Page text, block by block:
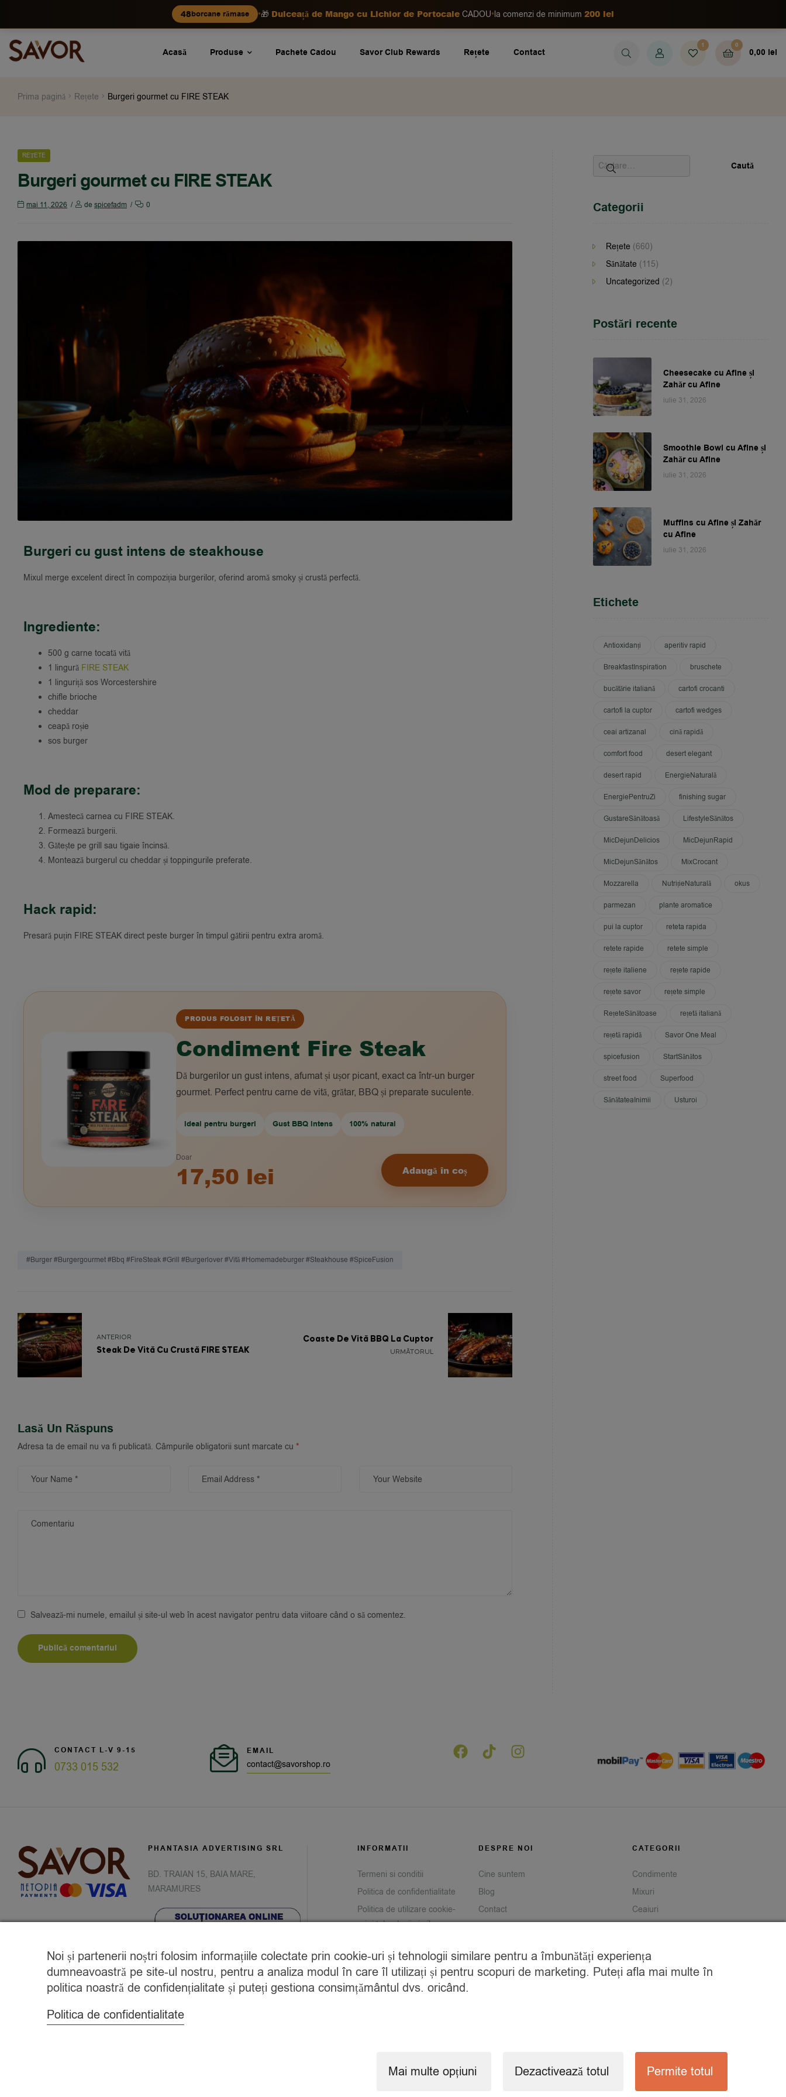
48borcane rămase •🎁 Dulceață de Mango cu Lichior de Portocale CADOU•la comenzi de minimum 200 lei
Acasă Produse Pachete Cadou Savor Club Rewards Rețete Contact
1 0
0,00 lei
Prima pagină Rețete Burgeri gourmet cu FIRE STEAK
REȚETE
Burgeri gourmet cu FIRE STEAK
mai 11, 2026 de spicefadm 0
Burgeri cu gust intens de steakhouse
Mixul merge excelent direct în compoziția burgerilor, oferind aromă smoky și crustă perfectă.
Ingrediente:
500 g carne tocată vită
1 lingură FIRE STEAK
1 linguriță sos Worcestershire
chifle brioche
cheddar
ceapă roșie
sos burger
Mod de preparare:
Amestecă carnea cu FIRE STEAK.
Formează burgerii.
Gătește pe grill sau tigaie încinsă.
Montează burgerul cu cheddar și toppingurile preferate.
Hack rapid:
Presară puțin FIRE STEAK direct peste burger în timpul gătirii pentru extra aromă.
PRODUS FOLOSIT ÎN REȚETĂ
Condiment Fire Steak
Dă burgerilor un gust intens, afumat și ușor picant, exact ca într-un burger
gourmet. Perfect pentru carne de vită, grătar, BBQ și preparate suculente.
Ideal pentru burgeri Gust BBQ intens 100% natural
Doar
17,50 lei Adaugă în coș
#burger #burgergourmet #bbq #FireSteak #grill #burgerlover #vită #homemadeburger #steakhouse #SpiceFusion
ANTERIOR
Steak De Vită Cu Crustă FIRE STEAK URMĂTORUL
Coaste De Vită BBQ La Cuptor
Lasă Un Răspuns
Adresa ta de email nu va fi publicată. Câmpurile obligatorii sunt marcate cu *
Salvează-mi numele, emailul și site-ul web în acest navigator pentru data viitoare când o să comentez.
Categorii
Rețete (660)
Sănătate (115)
Uncategorized (2)
Postări recente
Cheesecake cu Afine și
Zahăr cu Afine
iulie 31, 2026
Smoothie Bowl cu Afine și
Zahăr cu Afine
iulie 31, 2026
Muffins cu Afine și Zahăr
cu Afine
iulie 31, 2026
Etichete
Antioxidanți aperitiv rapid
BreakfastInspiration bruschete
bucătărie italiană cartofi crocanti
cartofi la cuptor cartofi wedges
ceai artizanal cină rapidă
comfort food desert elegant
desert rapid EnergieNaturală
EnergiePentruZi finishing sugar
GustareSănătoasă LifestyleSănătos
MicDejunDelicios MicDejunRapid
MicDejunSănătos MixCrocant
Mozzarella NutrițieNaturală okus
parmezan plante aromatice
pui la cuptor reteta rapida
retete rapide retete simple
rețete italiene rețete rapide
rețete savor rețete simple
RețeteSănătoase rețetă italiană
rețetă rapidă Savor One Meal
spicefusion StartSănătos
street food Superfood
SănătateaInimii Usturoi
CONTACT L-V 9-15
0733 015 532
EMAIL
contact@savorshop.ro
PHANTASIA ADVERTISING SRL
BD. TRAIAN 15, BAIA MARE,
MARAMURES
INFORMATII
Termeni si conditii
Politica de confidentialitate
Politica de utilizare cookie-
uri și tehnologii similare
caracter personal
Returnare produse
Savor Club Rewards
DESPRE NOI
Cine suntem
Blog
Contact
CATEGORII
Condimente
Mixuri
Ceaiuri
Copyright © 2024 SavorShop.Toate drepturile rezervate.
Noi și partenerii noștri folosim informațiile colectate prin cookie-uri și tehnologii similare pentru a îmbunătăți experiența
dumneavoastră pe site-ul nostru, pentru a analiza modul în care îl utilizați și pentru scopuri de marketing. Puteți afla mai multe în
politica noastră de confidențialitate și puteți gestiona consimțământul dvs. oricând.
Politica de confidentialitate
Mai multe opțiuni Dezactivează totul Permite totul